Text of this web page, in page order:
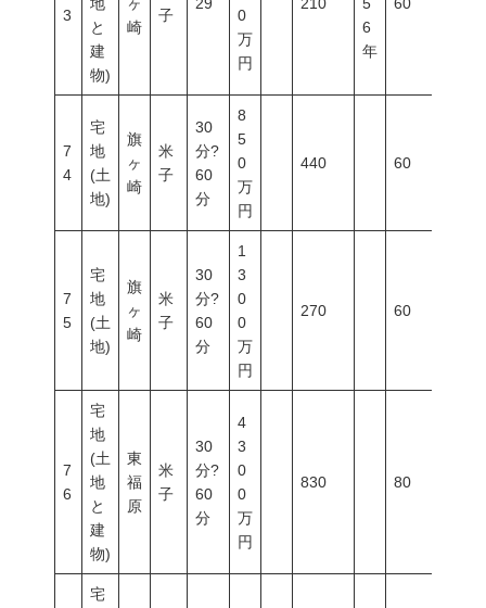
3
と
建
物)
崎
子
0
万
円
6
年
7
4
宅
地
(土
地)
旗
ヶ
崎
米
子
30
分?
60
分
8
5
0
万
円
440 60
7
5
宅
地
(土
地)
旗
ヶ
崎
米
子
30
分?
60
分
1
3
0
0
万
円
270 60
7
6
宅
地
(土
地
と
建
物)
東
福
原
米
子
30
分?
60
分
4
3
0
0
万
円
830 80
宅